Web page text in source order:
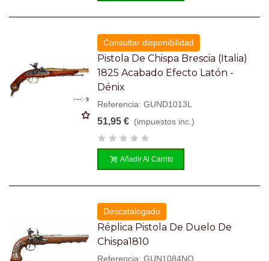
Consultar disponibilidad
Pistola De Chispa Brescia (Italia)
1825 Acabado Efecto Latón -
Dénix
Referencia: GUND1013L
51,95 € (impuestos inc.)
Añadir Al Carrito
Descatalogado
Réplica Pistola De Duelo De
Chispa1810
Referencia: GUN1084NQ